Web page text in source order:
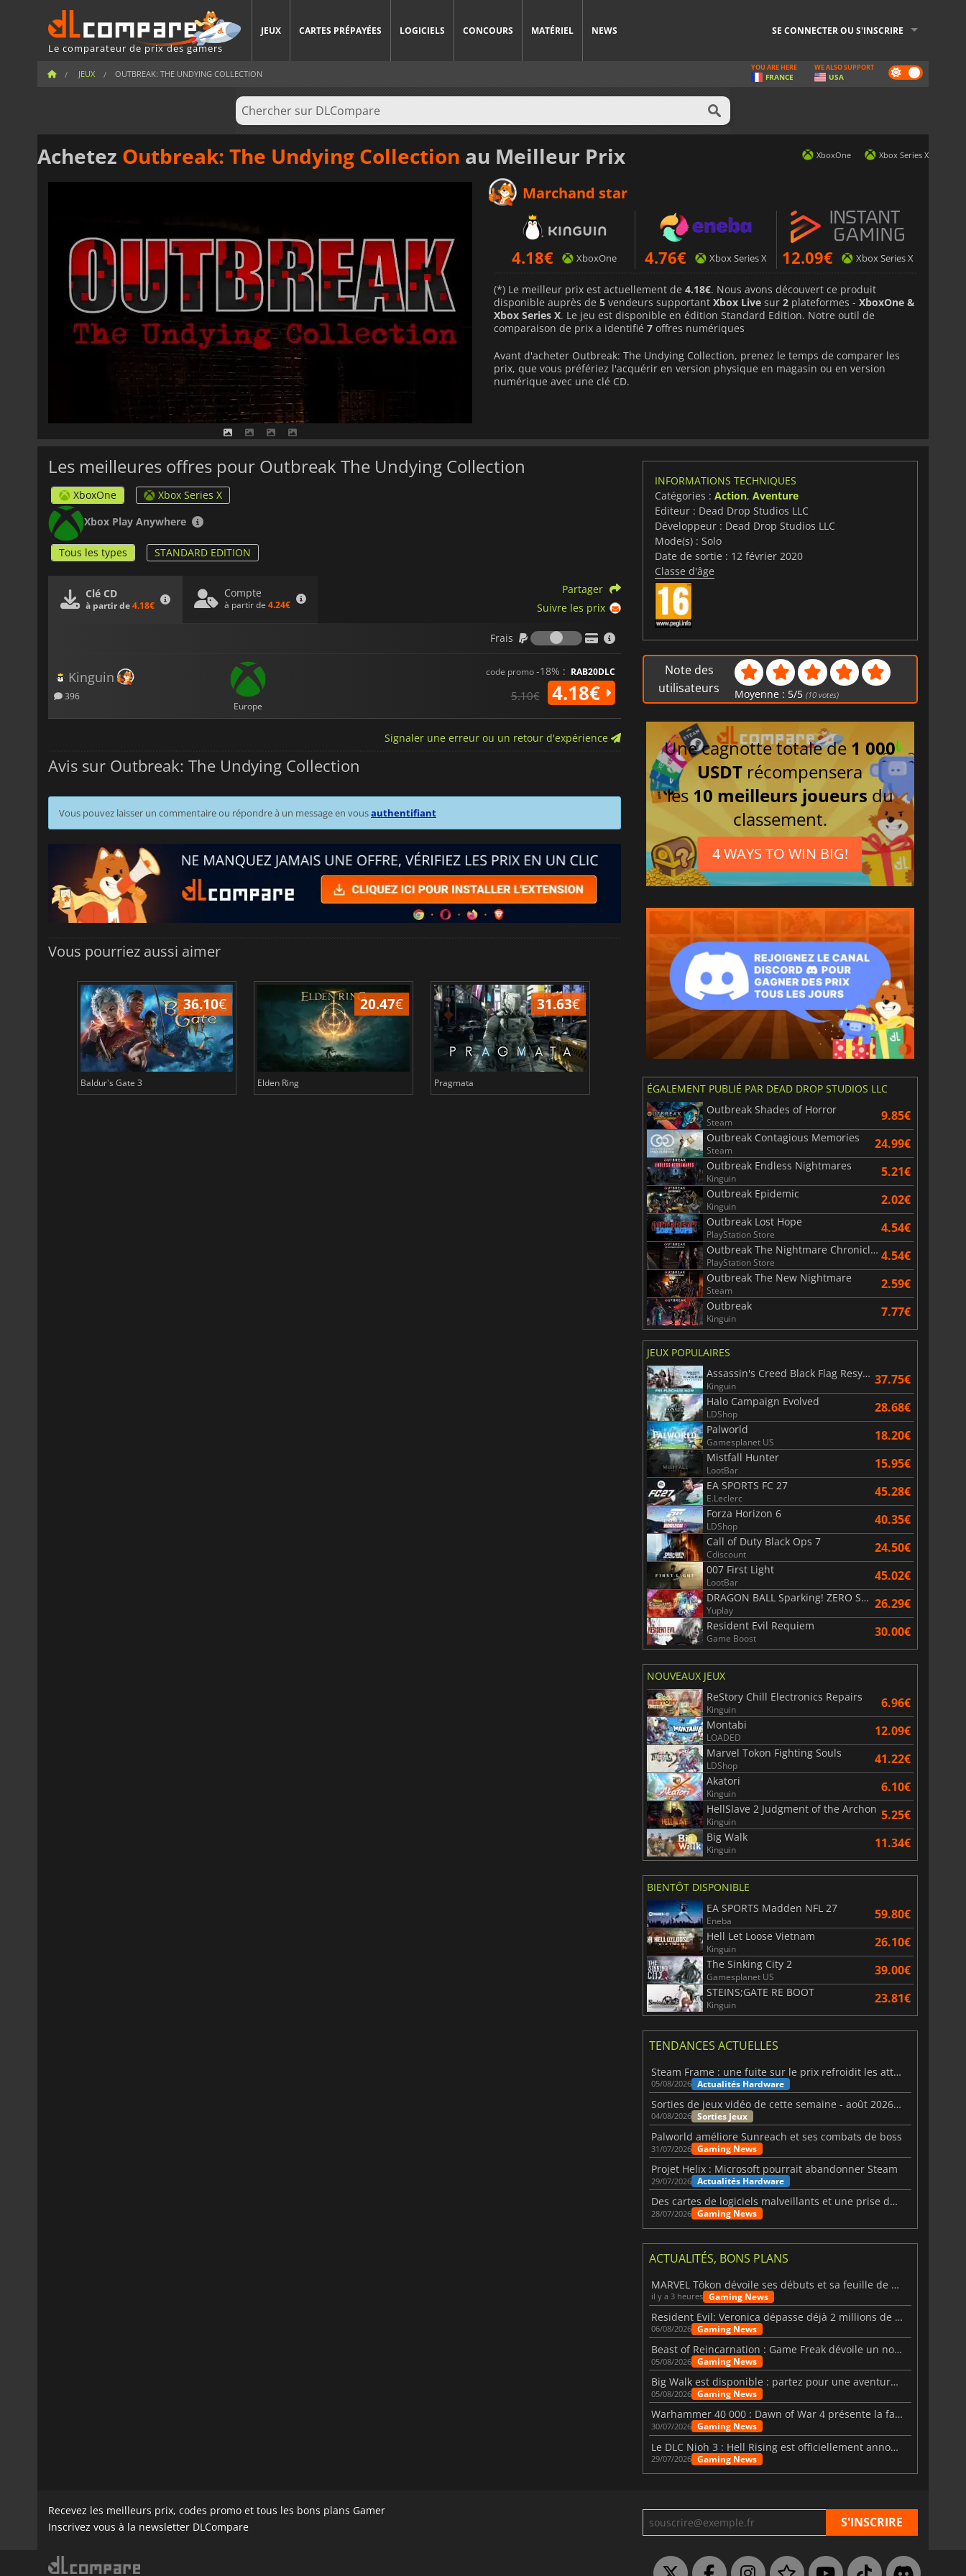
Le comparateur de prix des gamers
JEUX CARTES PRÉPAYÉES LOGICIELS CONCOURS MATÉRIEL NEWS SE CONNECTER OU S'INSCRIRE
JEUX OUTBREAK: THE UNDYING COLLECTION Dark
mode
YOU ARE HERE
FRANCE
WE ALSO SUPPORT
USA
Achetez Outbreak: The Undying Collection au Meilleur Prix XboxOne Xbox Series X
Marchand star
4.18€ XboxOne 4.76€ Xbox Series X 12.09€ Xbox Series X
(*) Le meilleur prix est actuellement de 4.18€. Nous avons découvert ce produit
disponible auprès de 5 vendeurs supportant Xbox Live sur 2 plateformes - XboxOne &
Xbox Series X. Le jeu est disponible en édition Standard Edition. Notre outil de
comparaison de prix a identifié 7 offres numériques
Avant d'acheter Outbreak: The Undying Collection, prenez le temps de comparer les
prix, que vous préfériez l'acquérir en version physique en magasin ou en version
numérique avec une clé CD.
Les meilleures offres pour Outbreak The Undying Collection
XboxOne
Xbox Series X
Xbox Play Anywhere
Tous les types STANDARD EDITION
Clé CD
à partir de4.18€
Compte
à partir de 4.24€
Partager
Suivre les prix
Frais
Frais
Kinguin
396
Europe
code promo-18% : RAB20DLC
5.10€ 4.18€
Signaler une erreur ou un retour d'expérience
Avis sur Outbreak: The Undying Collection
Vous pouvez laisser un commentaire ou répondre à un message en vousauthentifiant
Vous pourriez aussi aimer
36.10€
Baldur's Gate 3
20.47€
Elden Ring
31.63€
Pragmata
6.75 €
Total War WARHAMMER 3
15.48
Lies Of P
INFORMATIONS TECHNIQUES
Catégories : Action, Aventure
Editeur : Dead Drop Studios LLC
Développeur : Dead Drop Studios LLC
Mode(s) : Solo
Date de sortie : 12 février 2020
Classe d'âge
Note des
utilisateurs
Moyenne : 5/5 (10 votes)
Une cagnotte totale de 1 000
USDT récompensera
les 10 meilleurs joueurs du
classement.
4 WAYS TO WIN BIG!
ÉGALEMENT PUBLIÉ PAR DEAD DROP STUDIOS LLC
Outbreak Shades of Horror
Steam 9.85€
Outbreak Contagious Memories
Steam 24.99€
Outbreak Endless Nightmares
Kinguin 5.21€
Outbreak Epidemic
Kinguin 2.02€
Outbreak Lost Hope
PlayStation Store 4.54€
Outbreak The Nightmare Chronicles
PlayStation Store 4.54€
Outbreak The New Nightmare
Steam 2.59€
Outbreak
Kinguin 7.77€
JEUX POPULAIRES
Assassin's Creed Black Flag Resynced
Kinguin 37.75€
Halo Campaign Evolved
LDShop 28.68€
Palworld
Gamesplanet US 18.20€
Mistfall Hunter
LootBar 15.95€
EA SPORTS FC 27
E.Leclerc 45.28€
Forza Horizon 6
LDShop 40.35€
Call of Duty Black Ops 7
Cdiscount 24.50€
007 First Light
LootBar 45.02€
DRAGON BALL Sparking! ZERO Super Limit Breaking NEO
Yuplay 26.29€
Resident Evil Requiem
Game Boost 30.00€
NOUVEAUX JEUX
ReStory Chill Electronics Repairs
Kinguin 6.96€
Montabi
LOADED 12.09€
Marvel Tokon Fighting Souls
LDShop 41.22€
Akatori
Kinguin 6.10€
HellSlave 2 Judgment of the Archon
Kinguin 5.25€
Big Walk
Kinguin 11.34€
BIENTÔT DISPONIBLE
EA SPORTS Madden NFL 27
Eneba 59.80€
Hell Let Loose Vietnam
Kinguin 26.10€
The Sinking City 2
Gamesplanet US 39.00€
STEINS;GATE RE BOOT
Kinguin 23.81€
TENDANCES ACTUELLES
Steam Frame : une fuite sur le prix refroidit les attentes VR
05/08/2026 Actualités Hardware
Sorties de jeux vidéo de cette semaine - août 2026 (semaine 32)
04/08/2026 Sorties Jeux
Palworld améliore Sunreach et ses combats de boss
31/07/2026 Gaming News
Projet Helix : Microsoft pourrait abandonner Steam
29/07/2026 Actualités Hardware
Des cartes de logiciels malveillants et une prise de contrôle de Discord ont touché Meccha Chameleon
28/07/2026 Gaming News
ACTUALITÉS, BONS PLANS
MARVEL Tōkon dévoile ses débuts et sa feuille de route
il y a 3 heures Gaming News
Resident Evil: Veronica dépasse déjà 2 millions de wishlists
06/08/2026 Gaming News
Beast of Reincarnation : Game Freak dévoile un nouveau pari
05/08/2026 Gaming News
Big Walk est disponible : partez pour une aventure entre amis
05/08/2026 Gaming News
Warhammer 40 000 : Dawn of War 4 présente la faction des Nécrons
30/07/2026 Gaming News
Le DLC Nioh 3 : Hell Rising est officiellement annoncé
29/07/2026 Gaming News
Recevez les meilleurs prix, codes promo et tous les bons plans Gamer
Inscrivez vous à la newsletter DLCompare